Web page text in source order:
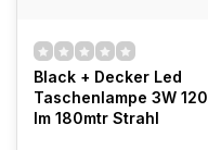
Black + Decker Led
Taschenlampe 3W 120
lm 180mtr Strahl